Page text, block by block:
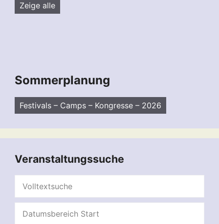
Zeige alle
Sommerplanung
Festivals – Camps – Kongresse – 2026
Veranstaltungssuche